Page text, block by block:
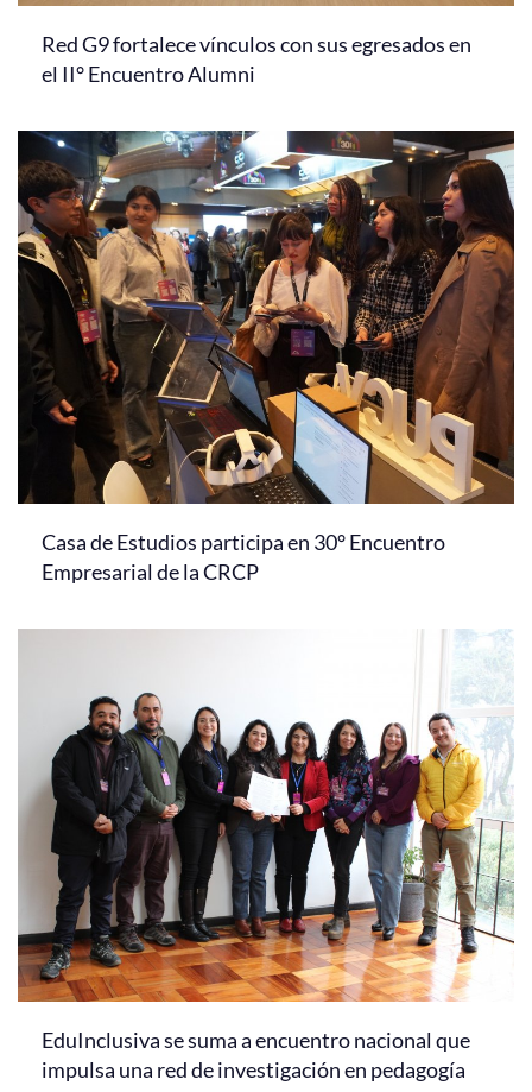
Red G9 fortalece vínculos con sus egresados en
el II° Encuentro Alumni
Casa de Estudios participa en 30° Encuentro
Empresarial de la CRCP
EduInclusiva se suma a encuentro nacional que
impulsa una red de investigación en pedagogía